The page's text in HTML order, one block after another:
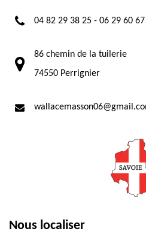
04 82 29 38 25 - 06 29 60
86 chemin de la tuilerie
74550 Perrignier
Nous localiser